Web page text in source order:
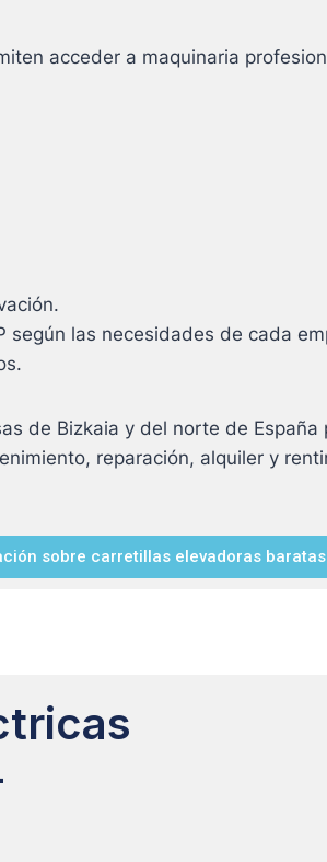
acceder a maquinaria
las necesidades de cada
de Bizkaia y del norte de
reparación, alquiler y
sobre carretillas elevadoras